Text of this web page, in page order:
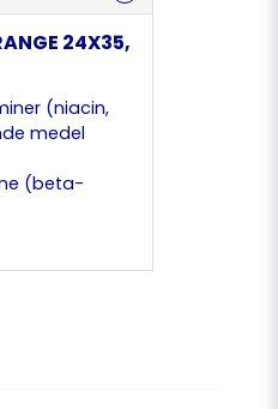
24X35,
(niacin,
medel
(beta-